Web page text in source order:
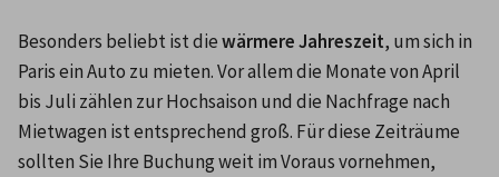
Besonders beliebt ist die wärmere Jahreszeit, um sich in
Paris ein Auto zu mieten. Vor allem die Monate von April
bis Juli zählen zur Hochsaison und die Nachfrage nach
Mietwagen ist entsprechend groß. Für diese Zeiträume
sollten Sie Ihre Buchung weit im Voraus vornehmen,